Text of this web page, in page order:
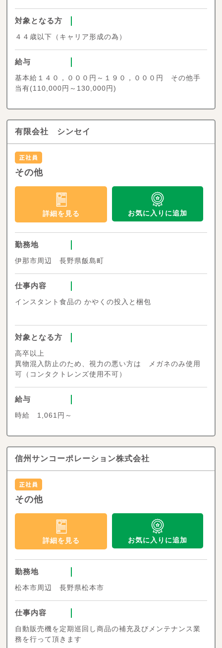
対象となる方
４４歳以下（キャリア形成の為）
給与
基本給１４０，０００円～１９０，０００円 その他手
当有(110,000円～130,000円)
有限会社 シンセイ
その他
詳細を見る お気に入りに追加
勤務地
伊那市周辺 長野県飯島町
仕事内容
インスタント食品の かやくの投入と梱包
対象となる方
高卒以上
異物混入防止のため、視力の悪い方は メガネのみ使用
可（コンタクトレンズ使用不可）
給与
時給 1,061円～
信州サンコーポレーション株式会社
その他
詳細を見る お気に入りに追加
勤務地
松本市周辺 長野県松本市
仕事内容
自動販売機を定期巡回し商品の補充及びメンテナンス業
務を行って頂きます